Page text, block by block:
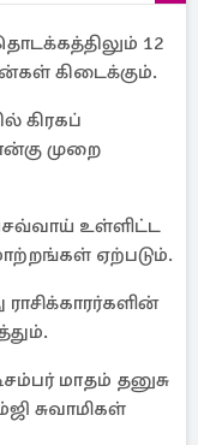
12
கிடைக்கும்.
கிரகப்
முறை
உள்ளிட்ட
ஏற்படும்.
மாதம் தனுசு
சுவாமிகள்